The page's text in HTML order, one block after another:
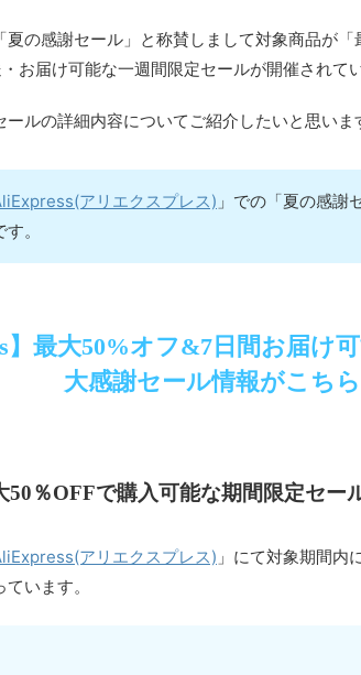
夏の感謝セール」と称賛しまして対象商品が「
お届け可能な一週間限定セールが開催されて
ルの詳細内容についてご紹介したいと思いま
アリエクスプレス) 」での「夏の感謝
す。
】最大50%オフ&7日間お届け
大感謝セール情報がこちら
50％OFFで購入可能な期間限定セー
アリエクスプレス) 」にて対象期間内
います。